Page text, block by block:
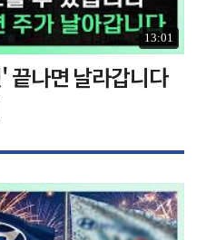
13:01
끝나면 날라갑니다